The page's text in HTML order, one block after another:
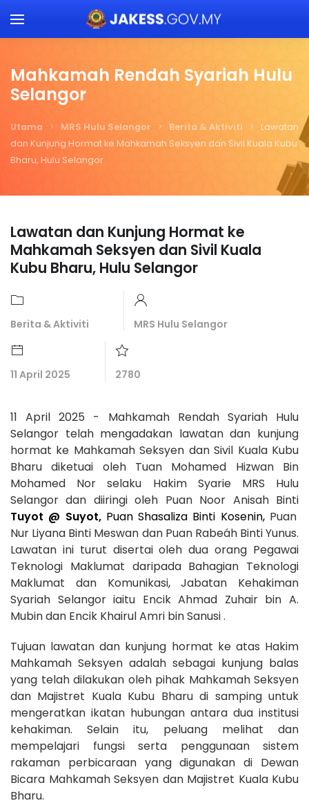
Skip to main content
Mahkamah Rendah Syariah Hulu
Selangor
Utama MRS Hulu Selangor Berita & Aktiviti
Lawatan
dan Kunjung Hormat ke Mahkamah Seksyen dan Sivil Kuala Kubu
Bharu, Hulu Selangor
Lawatan dan Kunjung Hormat ke
Mahkamah Seksyen dan Sivil Kuala
Kubu Bharu, Hulu Selangor
Berita & Aktiviti MRS Hulu Selangor
11 April 2025 2780
11 April 2025 - Mahkamah Rendah Syariah Hulu
Selangor telah mengadakan lawatan dan kunjung
hormat ke Mahkamah Seksyen dan Sivil Kuala Kubu
Bharu diketuai oleh Tuan Mohamed Hizwan Bin
Mohamed Nor selaku Hakim Syarie MRS Hulu
Selangor dan diiringi oleh Puan Noor Anisah Binti
Tuyot @ Suyot,Puan Shasaliza Binti Kosenin,Puan
Nur Liyana Binti Meswan dan Puan Rabeáh Binti Yunus.
Lawatan ini turut disertai oleh dua orang Pegawai
Teknologi Maklumat daripada Bahagian Teknologi
Maklumat dan Komunikasi, Jabatan Kehakiman
Syariah Selangor iaitu Encik Ahmad Zuhair bin A.
Mubin dan Encik Khairul Amri bin Sanusi .
Tujuan lawatan dan kunjung hormat ke atas Hakim
Mahkamah Seksyen adalah sebagai kunjung balas
yang telah dilakukan oleh pihak Mahkamah Seksyen
dan Majistret Kuala Kubu Bharu di samping untuk
mengeratkan ikatan hubungan antara dua institusi
kehakiman. Selain itu, peluang melihat dan
mempelajari fungsi serta penggunaan sistem
rakaman perbicaraan yang digunakan di Dewan
Bicara Mahkamah Seksyen dan Majistret Kuala Kubu
Bharu.